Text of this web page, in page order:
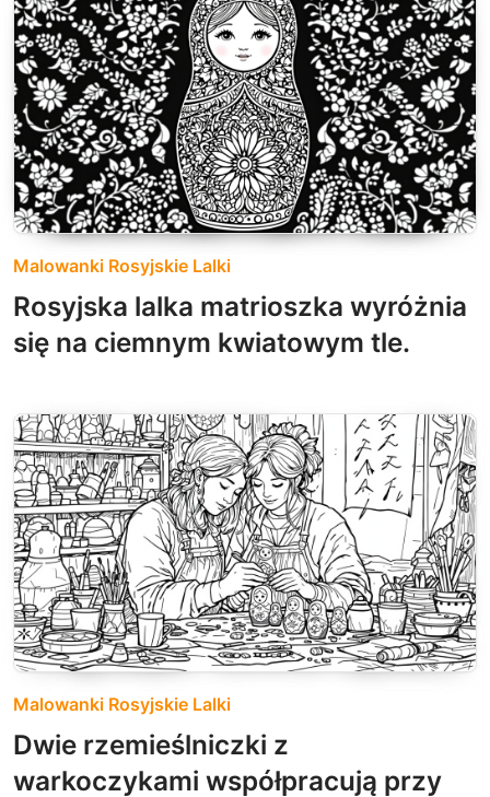
Malowanki Rosyjskie Lalki
Rosyjska lalka matrioszka wyróżnia
się na ciemnym kwiatowym tle.
Malowanki Rosyjskie Lalki
Dwie rzemieślniczki z
warkoczykami współpracują przy